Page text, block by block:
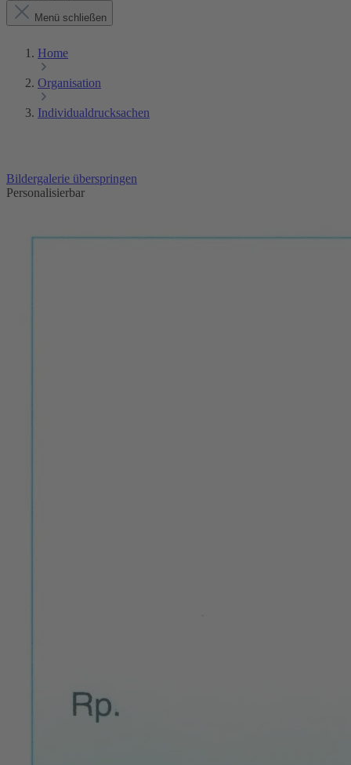
Menü schließen
Home
Organisation
Individualdrucksachen
Bildergalerie überspringen
Personalisierbar